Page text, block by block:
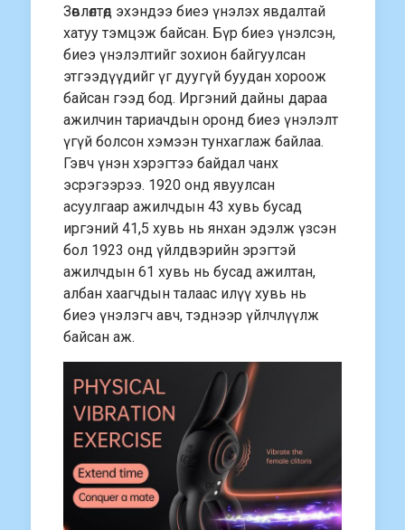
Зөвлөлтөд эхэндээ биеэ үнэлэх явдалтай
хатуу тэмцэж байсан. Бүр биеэ үнэлсэн,
биеэ үнэлэлтийг зохион байгуулсан
этгээдүүдийг үг дуугүй буудан хороож
байсан гээд бод. Иргэний дайны дараа
ажилчин тариачдын оронд биеэ үнэлэлт
үгүй болсон хэмээн тунхаглаж байлаа.
Гэвч үнэн хэрэгтээ байдал чанх
эсрэгээрээ. 1920 онд явуулсан
асуулгаар ажилчдын 43 хувь бусад
иргэний 41,5 хувь нь янхан эдэлж үзсэн
бол 1923 онд үйлдвэрийн эрэгтэй
ажилчдын 61 хувь нь бусад ажилтан,
албан хаагчдын талаас илүү хувь нь
биеэ үнэлэгч авч, тэднээр үйлчлүүлж
байсан аж.